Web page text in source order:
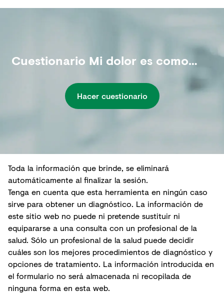
Cuestionario Mi dolor es como…
Hacer cuestionario
Toda la información que brinde, se eliminará
automáticamente al finalizar la sesión.
Tenga en cuenta que esta herramienta en ningún caso
sirve para obtener un diagnóstico. La información de
este sitio web no puede ni pretende sustituir ni
equipararse a una consulta con un profesional de la
salud. Sólo un profesional de la salud puede decidir
cuáles son los mejores procedimientos de diagnóstico y
opciones de tratamiento. La información introducida en
el formulario no será almacenada ni recopilada de
ninguna forma en esta web.